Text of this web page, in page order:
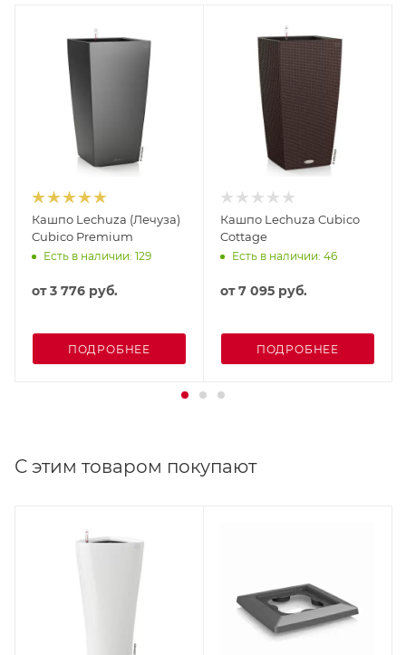
Кашпо Lechuza (Лечуза)
Cubico Premium
Есть в наличии: 129
от3 776 руб.
ПОДРОБНЕЕ
Кашпо Lechuza Cubico
Cottage
Есть в наличии: 46
от7 095 руб.
ПОДРОБНЕЕ
С этим товаром покупают